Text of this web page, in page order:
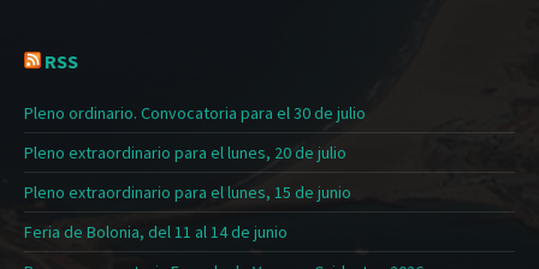
RSS
Pleno ordinario. Convocatoria para el 30 de julio
Pleno extraordinario para el lunes, 20 de julio
Pleno extraordinario para el lunes, 15 de junio
Feria de Bolonia, del 11 al 14 de junio